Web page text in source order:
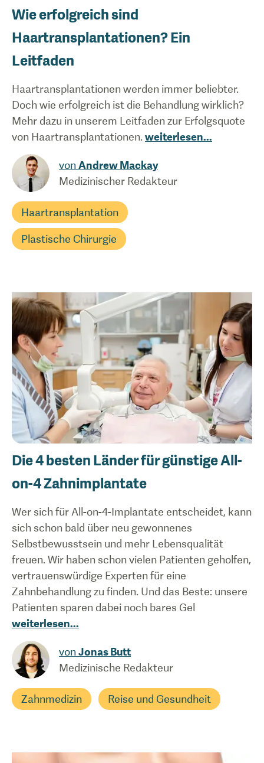
Wie erfolgreich sind
Haartransplantationen? Ein
Leitfaden
Haartransplantationen werden immer beliebter.
Doch wie erfolgreich ist die Behandlung wirklich?
Mehr dazu in unserem Leitfaden zur Erfolgsquote
von Haartransplantationen. weiterlesen...
vonAndrew Mackay
Medizinischer Redakteur
Haartransplantation
Plastische Chirurgie
Die 4 besten Länder für günstige All-
on-4 Zahnimplantate
Wer sich für All-on-4-Implantate entscheidet, kann
sich schon bald über neu gewonnenes
Selbstbewusstsein und mehr Lebensqualität
freuen. Wir haben schon vielen Patienten geholfen,
vertrauenswürdige Experten für eine
Zahnbehandlung zu finden. Und das Beste: unsere
Patienten sparen dabei noch bares Gel
weiterlesen...
vonJonas Butt
Medizinische Redakteur
Zahnmedizin Reise und Gesundheit